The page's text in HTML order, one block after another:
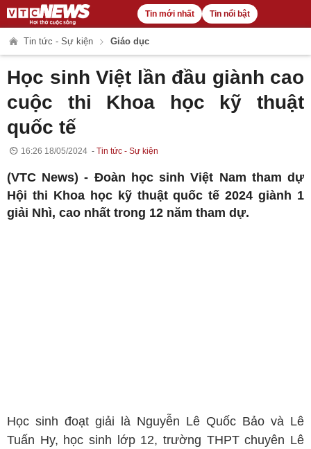
Tin mới nhất Tin nổi bật
Tin tức - Sự kiện Giáo dục
Học sinh Việt lần đầu giành cao
cuộc thi Khoa học kỹ thuật
quốc tế
16:26 18/05/2024 Tin tức - Sự kiện
(VTC News) - Đoàn học sinh Việt Nam tham dự
Hội thi Khoa học kỹ thuật quốc tế 2024 giành 1
giải Nhì, cao nhất trong 12 năm tham dự.
Học sinh đoạt giải là Nguyễn Lê Quốc Bảo và Lê
Tuấn Hy, học sinh lớp 12, trường THPT chuyên Lê